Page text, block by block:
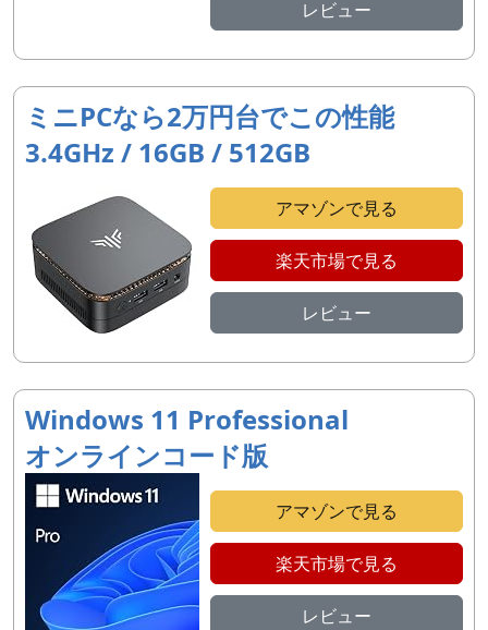
レビュー
ミニPCなら2万円台でこの性能
3.4GHz / 16GB / 512GB
アマゾンで見る
楽天市場で見る
レビュー
Windows 11 Professional
オンラインコード版
アマゾンで見る
楽天市場で見る
レビュー